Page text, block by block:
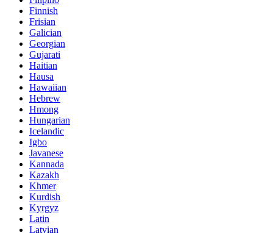
Finnish
Frisian
Galician
Georgian
Gujarati
Haitian
Hausa
Hawaiian
Hebrew
Hmong
Hungarian
Icelandic
Igbo
Javanese
Kannada
Kazakh
Khmer
Kurdish
Kyrgyz
Latin
Latvian